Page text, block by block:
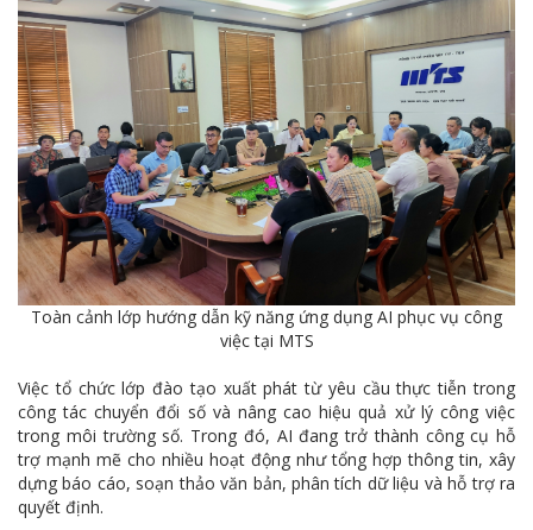
MTS: Công nghệ hiện đại - Kết nối thông minh
Đồng hành vì sự phát triển lâu dài của MTS
MTS: Hưởng ứng tháng "An toàn-Vệ sinh lao động"
MTS: Sự kiện nổi bật trong tháng 3
Tuổi trẻ MTS: "Tâm sáng với việc, tận tụy với nghề" góp sức xây dựng công ty phát triển bền vững
Bình đẳng giới và các chính sách pháp luật lao động, BHXH luôn được quan tâm tại MTS
MTS tham dự Hội diễn Nghệ thuật quần chúng TKV năm 2016
COMINLUB - Thành công nhỏ vì một thông điệp lớn!
Toàn cảnh lớp hướng dẫn kỹ năng ứng dụng AI phục vụ công
việc tại MTS
Việc tổ chức lớp đào tạo xuất phát từ yêu cầu thực tiễn trong
công tác chuyển đổi số và nâng cao hiệu quả xử lý công việc
trong môi trường số. Trong đó, AI đang trở thành công cụ hỗ
trợ mạnh mẽ cho nhiều hoạt động như tổng hợp thông tin, xây
dựng báo cáo, soạn thảo văn bản, phân tích dữ liệu và hỗ trợ ra
quyết định.